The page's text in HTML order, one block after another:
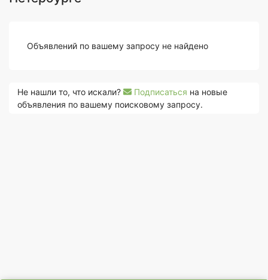
Объявлений по вашему запросу не найдено
Не нашли то, что искали? Подписаться на новые
объявления по вашему поисковому запросу.